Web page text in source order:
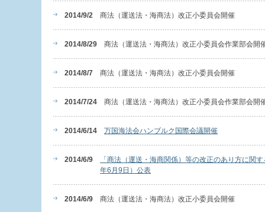
2014/9/2 商法（運送法・海商法）改正小委員会開催
2014/8/29 商法（運送法・海商法）改正小委員会作業部会開
2014/8/7 商法（運送法・海商法）改正小委員会開催
2014/7/24 商法（運送法・海商法）改正小委員会作業部会開
2014/6/14 万国海法会ハンブルク国際会議開催
2014/6/9
「商法（運送・海商関係）等の改正のあり方に関
年6月9日）公表
2014/6/9 商法（運送法・海商法）改正小委員会開催